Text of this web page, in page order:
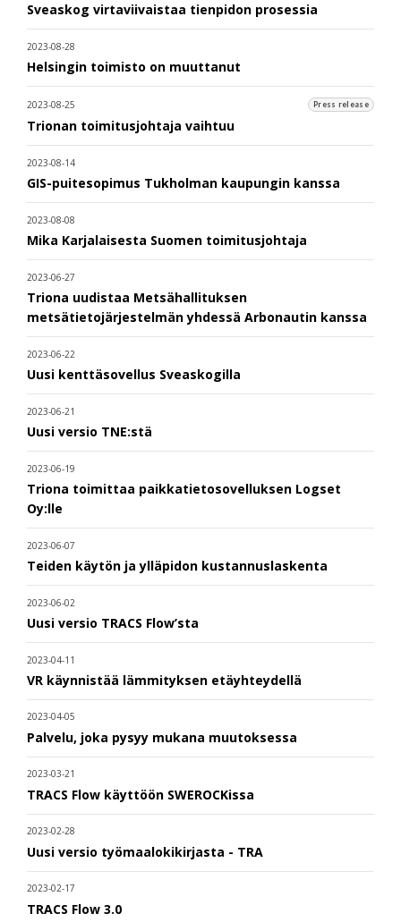
Sveaskog virtaviivaistaa tienpidon prosessia
2023-08-28
Helsingin toimisto on muuttanut
2023-08-25 Press release
Trionan toimitusjohtaja vaihtuu
2023-08-14
GIS-puitesopimus Tukholman kaupungin kanssa
2023-08-08
Mika Karjalaisesta Suomen toimitusjohtaja
2023-06-27
Triona uudistaa Metsähallituksen
metsätietojärjestelmän yhdessä Arbonautin kanssa
2023-06-22
Uusi kenttäsovellus Sveaskogilla
2023-06-21
Uusi versio TNE:stä
2023-06-19
Triona toimittaa paikkatietosovelluksen Logset
Oy:lle
2023-06-07
Teiden käytön ja ylläpidon kustannuslaskenta
2023-06-02
Uusi versio TRACS Flow’sta
2023-04-11
VR käynnistää lämmityksen etäyhteydellä
2023-04-05
Palvelu, joka pysyy mukana muutoksessa
2023-03-21
TRACS Flow käyttöön SWEROCKissa
2023-02-28
Uusi versio työmaalokikirjasta - TRA
2023-02-17
TRACS Flow 3.0